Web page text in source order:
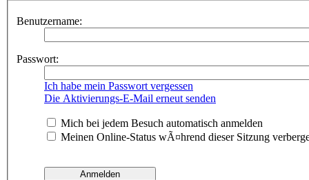
Benutzername:
Passwort:
Ich habe mein Passwort vergessen
Die Aktivierungs-E-Mail erneut senden
Mich bei jedem Besuch automatisch anmelden
Meinen Online-Status wÃ¤hrend dieser Sitzung